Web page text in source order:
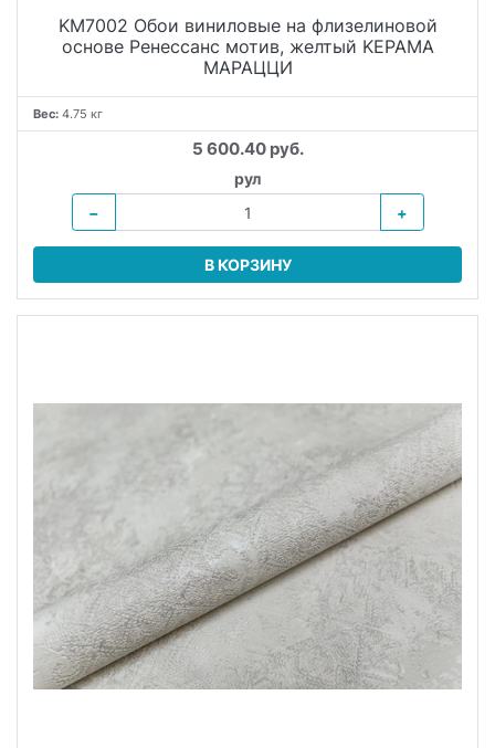
KM7002 Обои виниловые на флизелиновой
основе Ренессанс мотив, желтый KЕРАМА
МАРАЦЦИ
Вес: 4.75 кг
5 600.40 руб.
рул
−
+
В КОРЗИНУ